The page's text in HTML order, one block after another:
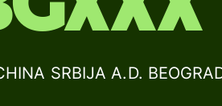
SRBIJA A.D.